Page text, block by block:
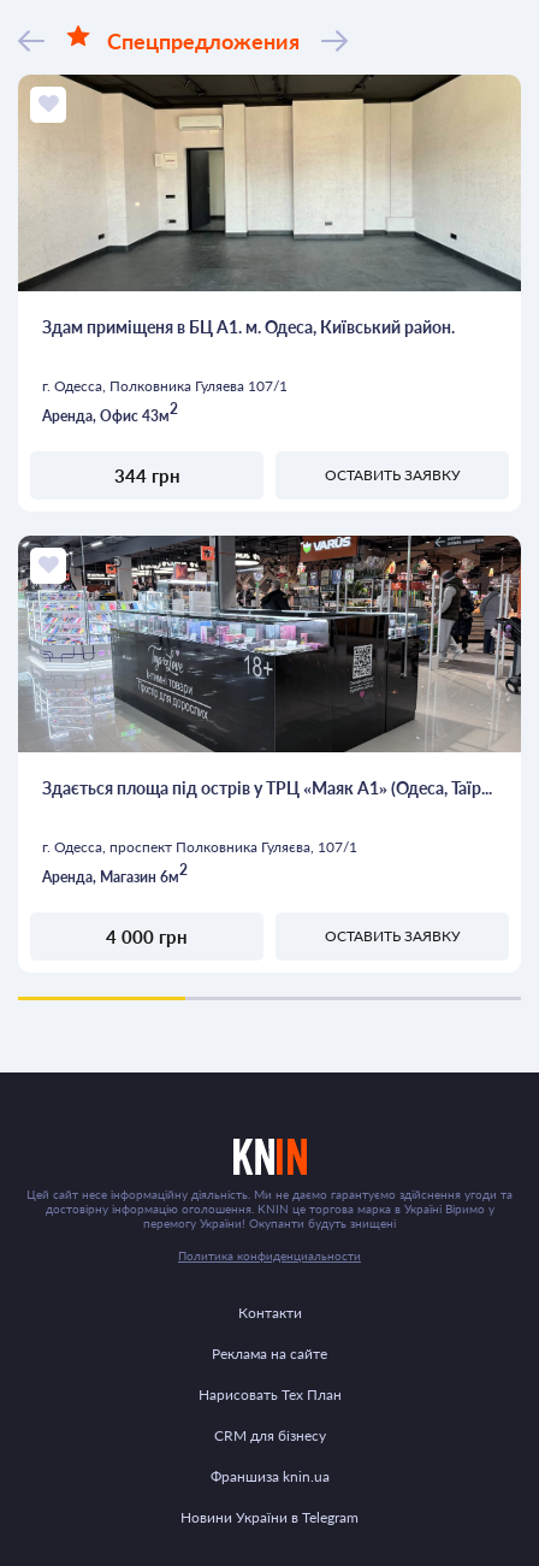
Спецпредложения
Здам приміщеня в БЦ А1. м. Одеса, Київський район.
г. Одесса, Полковника Гуляева 107/1
Аренда, Офис 43м2
344 грн ОСТАВИТЬ ЗАЯВКУ
Здається площа під острів у ТРЦ «Маяк А1» (Одеса, Таїр...
г. Одесса, проспект Полковника Гуляєва, 107/1
Аренда, Магазин 6м2
4 000 грн ОСТАВИТЬ ЗАЯВКУ
Цей сайт несе інформаційну діяльність. Ми не даємо гарантуємо здійснення угоди та
достовірну інформацію оголошення. KNIN це торгова марка в Україні Віримо у
перемогу України! Окупанти будуть знищені
Политика конфиденциальности
Контакти
Реклама на сайте
Нарисовать Тех План
CRM для бізнесу
Франшиза knin.ua
Новини України в Telegram